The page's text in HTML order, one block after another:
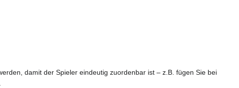
damit der Spieler eindeutig zuordenbar ist – z.B. fügen Sie bei